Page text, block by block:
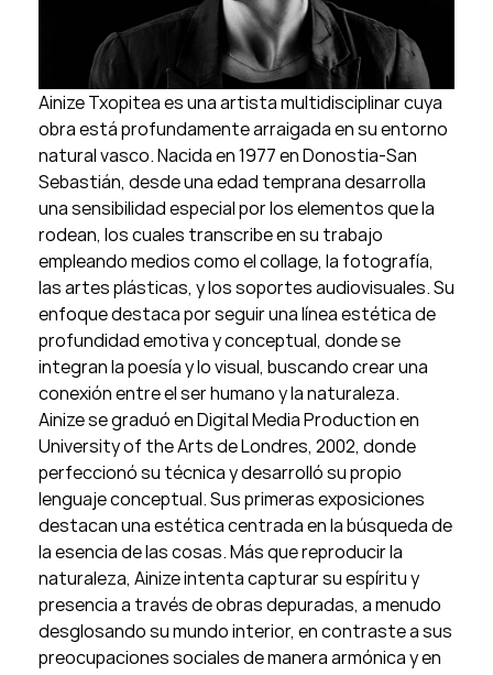
Ainize Txopitea es una artista multidisciplinar cuya
obra está profundamente arraigada en su entorno
natural vasco. Nacida en 1977 en Donostia-San
Sebastián, desde una edad temprana desarrolla
una sensibilidad especial por los elementos que la
rodean, los cuales transcribe en su trabajo
empleando medios como el collage, la fotografía,
las artes plásticas, y los soportes audiovisuales. Su
enfoque destaca por seguir una línea estética de
profundidad emotiva y conceptual, donde se
integran la poesía y lo visual, buscando crear una
conexión entre el ser humano y la naturaleza.
Ainize se graduó en Digital Media Production en
University of the Arts de Londres, 2002, donde
perfeccionó su técnica y desarrolló su propio
lenguaje conceptual. Sus primeras exposiciones
destacan una estética centrada en la búsqueda de
la esencia de las cosas. Más que reproducir la
naturaleza, Ainize intenta capturar su espíritu y
presencia a través de obras depuradas, a menudo
desglosando su mundo interior, en contraste a sus
preocupaciones sociales de manera armónica y en